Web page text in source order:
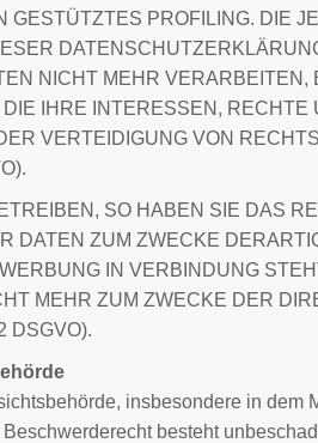
PROFILING. DIE
NICHT MEHR VERARBEITEN,
IHRE INTERESSEN, RECHTE
VERTEIDIGUNG VON
SO HABEN SIE DAS
DATEN ZUM ZWECKE
IN VERBINDUNG
MEHR ZUM ZWECKE DER
DSGVO).
insbesondere in dem
besteht